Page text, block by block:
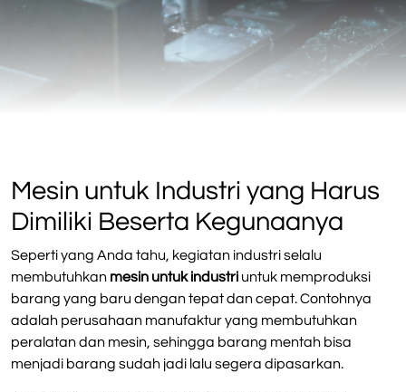
Mesin untuk Industri yang Harus
Dimiliki Beserta Kegunaanya
Seperti yang Anda tahu, kegiatan industri selalu
membutuhkan mesin untuk industri untuk memproduksi
barang yang baru dengan tepat dan cepat. Contohnya
adalah perusahaan manufaktur yang membutuhkan
peralatan dan mesin, sehingga barang mentah bisa
menjadi barang sudah jadi lalu segera dipasarkan.